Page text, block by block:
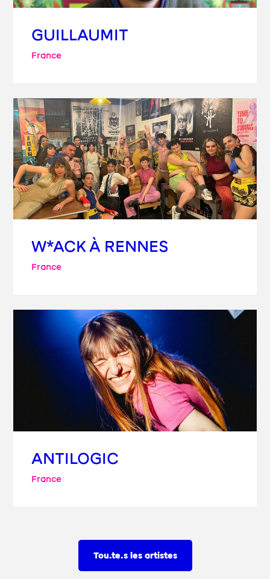
GUILLAUMIT
France
W*ACK À RENNES
France
ANTILOGIC
France
Tou.te.s les artistes